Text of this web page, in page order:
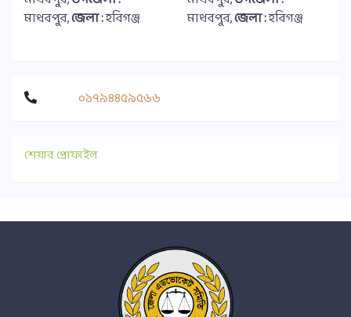
মাধবপুর,জেলা :হবিগঞ্জ
মাধবপুর,জেলা :হবিগঞ্জ
০১৭৯৪৪৫৯৫৬৬
শেয়ার প্রোফাইল